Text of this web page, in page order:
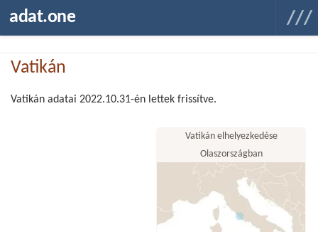
adat.one
Vatikán
Vatikán adatai 2022.10.31-én lettek frissítve.
Vatikán elhelyezkedése
Olaszországban